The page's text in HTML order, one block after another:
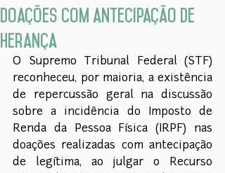
doações com antecipação de
herança
O Supremo Tribunal Federal (STF)
reconheceu, por maioria, a existência
de repercussão geral na discussão
sobre a incidência do Imposto de
Renda da Pessoa Física (IRPF) nas
doações realizadas com antecipação
de legítima, ao julgar o Recurso